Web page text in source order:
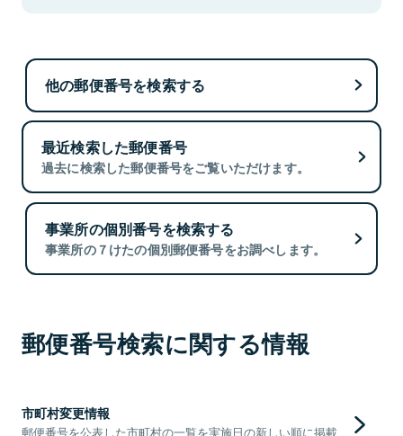
他の郵便番号を検索する
最近検索した郵便番号
過去に検索した郵便番号をご覧いただけます。
事業所の個別番号を検索する
事業所の７けたの個別郵便番号をお調べします。
郵便番号検索に関する情報
市町村変更情報
郵便番号を公表した市町村の一覧を実施日の新しい順に掲載